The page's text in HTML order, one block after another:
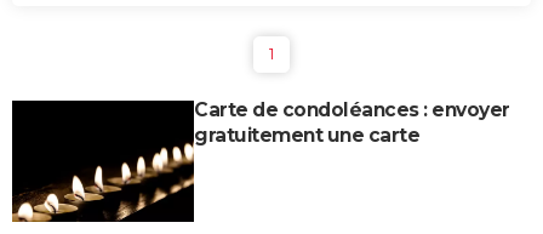
1
Carte de condoléances : envoyer
gratuitement une carte